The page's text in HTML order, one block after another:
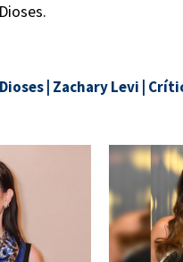
Zachary Levi